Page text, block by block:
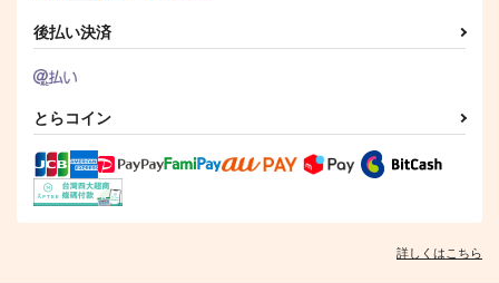
サンプル
後払い決済
とらコイン
詳しくはこちら